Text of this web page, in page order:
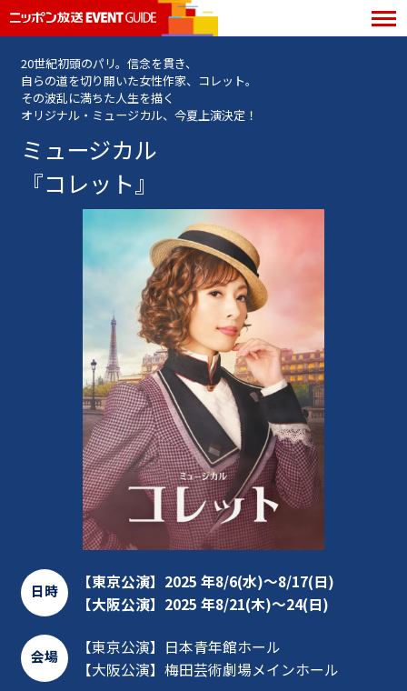
20世紀初頭のパリ。信念を貫き、
自らの道を切り開いた女性作家、コレット。
その波乱に満ちた人生を描く
オリジナル・ミュージカル、今夏上演決定！
ミュージカル
『コレット』
日時
【東京公演】2025 年8/6(水)～8/17(日)
【大阪公演】2025 年8/21(木)～24(日)
会場
【東京公演】日本青年館ホール
【大阪公演】梅田芸術劇場メインホール